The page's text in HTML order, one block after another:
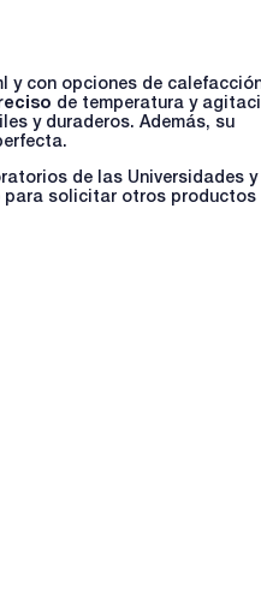
y con opciones de
de temperatura y
y duraderos. Además, su
de las Universidades
para solicitar otros productos